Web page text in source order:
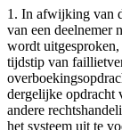
1. In afwijking van
van een deelnemer
wordt uitgesproken,
tijdstip van
dergelijke opdracht
andere
het systeem uit te